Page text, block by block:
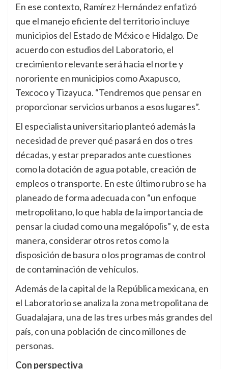
En ese contexto, Ramírez Hernández enfatizó
que el manejo eficiente del territorio incluye
municipios del Estado de México e Hidalgo. De
acuerdo con estudios del Laboratorio, el
crecimiento relevante será hacia el norte y
nororiente en municipios como Axapusco,
Texcoco y Tizayuca. “Tendremos que pensar en
proporcionar servicios urbanos a esos lugares”.
El especialista universitario planteó además la
necesidad de prever qué pasará en dos o tres
décadas, y estar preparados ante cuestiones
como la dotación de agua potable, creación de
empleos o transporte. En este último rubro se ha
planeado de forma adecuada con “un enfoque
metropolitano, lo que habla de la importancia de
pensar la ciudad como una megalópolis” y, de esta
manera, considerar otros retos como la
disposición de basura o los programas de control
de contaminación de vehículos.
Además de la capital de la República mexicana, en
el Laboratorio se analiza la zona metropolitana de
Guadalajara, una de las tres urbes más grandes del
país, con una población de cinco millones de
personas.
Con perspectiva